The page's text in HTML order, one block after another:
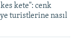
kete": cenk
turistlerine nasıl